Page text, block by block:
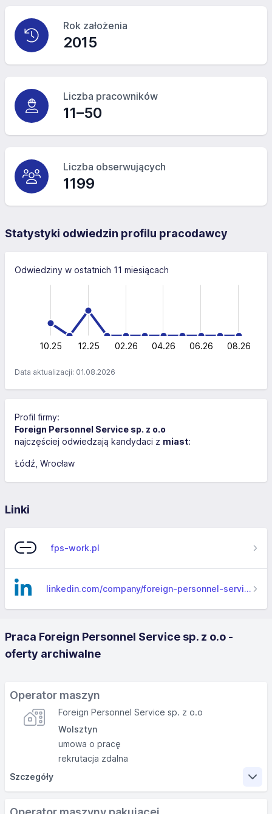
Rok założenia
2015
Liczba pracowników
11–50
Liczba obserwujących
1199
Statystyki odwiedzin profilu pracodawcy
Odwiedziny w ostatnich 11 miesiącach
10.25 12.25 02.26 04.26 06.26 08.26
Data aktualizacji: 01.08.2026
Profil firmy:
Foreign Personnel Service sp. z o.o
najczęściej odwiedzają kandydaci z miast:
Łódź Wrocław
Linki
fps-work.pl
linkedin.com/company/foreign-personnel-service
Praca Foreign Personnel Service sp. z o.o -
oferty archiwalne
Operator maszyn
Foreign Personnel Service sp. z o.o
Wolsztyn
umowa o pracę
rekrutacja zdalna
Szczegóły
Zakres obowiązków